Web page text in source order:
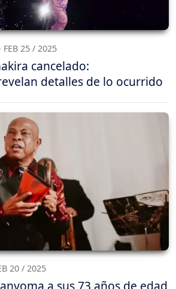
25 / 2025
cancelado:
detalles de lo ocurrido
20 / 2025
a sus 73 años de edad